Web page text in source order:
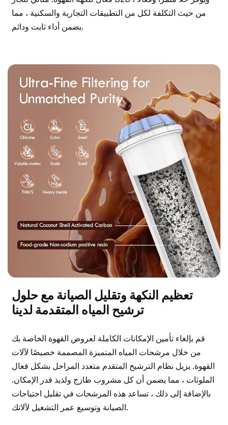
من حيث التكلفة لكل من التطبيقات التجارية والسكنية ، مما
يضمن أداء ثابت ودائم.
تعظيم النكهة وتقليل الصيانة مع حلول
ترشيح المياه المتقدمة لدينا
قم بإلغاء تأمين الإمكانات الكاملة لعروض القهوة الخاصة بك
من خلال مرشحات المياه المتميزة المصممة خصيصًا لآلات
القهوة. يزيل نظام الترشيح المتقدم متعدد المراحل بشكل فعال
الملوثات ، مما يضمن أن كل مشروب طازج ولذيذ قدر الإمكان.
بالإضافة إلى ذلك ، تساعد هذه المرشحات في تقليل احتياجات
الصيانة وتوسيع عمر التشغيل لآلاتك.